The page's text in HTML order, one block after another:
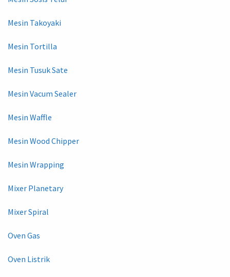
Mesin Takoyaki
Mesin Tortilla
Mesin Tusuk Sate
Mesin Vacum Sealer
Mesin Waffle
Mesin Wood Chipper
Mesin Wrapping
Mixer Planetary
Mixer Spiral
Oven Gas
Oven Listrik